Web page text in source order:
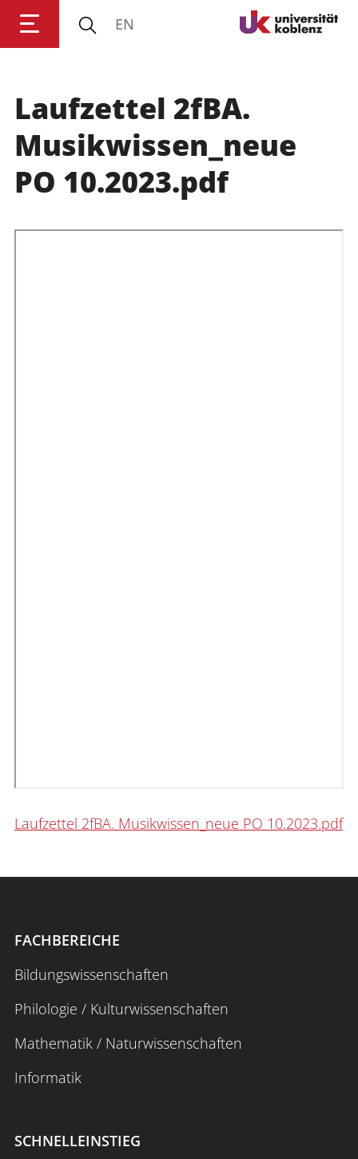
Anmelden Impressum Datenschutz
EN
Laufzettel 2fBA.
Musikwissen_neue
PO 10.2023.pdf
Laufzettel 2fBA. Musikwissen_neue PO 10.2023.pdf
FACHBEREICHE
Bildungswissenschaften
Philologie / Kulturwissenschaften
Mathematik / Naturwissenschaften
Informatik
SCHNELLEINSTIEG